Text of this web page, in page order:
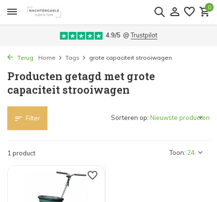
0
4.9/5 @Trustpilot
Terug Home Tags grote capaciteit strooiwagen
Producten getagd met grote
capaciteit strooiwagen
Filter
1 product Toon:
Sorteren op: